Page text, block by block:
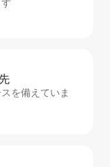
を備えていま